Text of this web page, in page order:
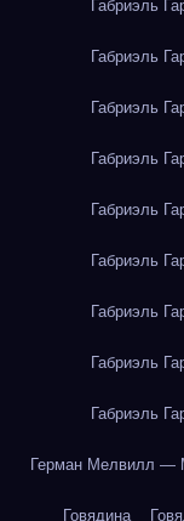
Габриэль
Габриэль
Габриэль
Габриэль
Габриэль
Габриэль
Габриэль
Габриэль
Габриэль
Герман Мелвилл —
Говядина